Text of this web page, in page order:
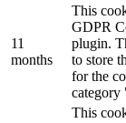
11
months
This
GDPR
plugin.
to store
for the
category
This